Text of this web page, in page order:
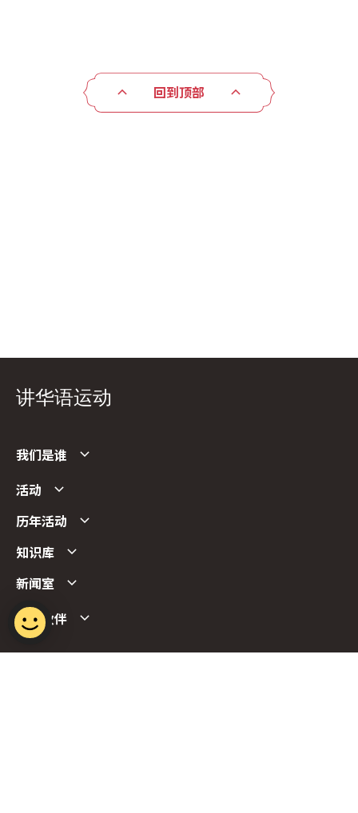
回到顶部
讲华语运动
我们是谁
活动
历年活动
知识库
新闻室
合作伙伴